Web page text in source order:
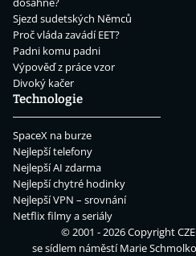
Sjezd sudetských Němců
Proč vláda zavádí EET?
Padni komu padni
Výpověď z práce vzor
Divoký kačer
Technologie
SpaceX na burze
Nejlepší telefony
Nejlepší AI zdarma
Nejlepší chytré hodinky
Nejlepší VPN – srovnání
Netflix filmy a seriály
© 2001 - 2026 Copyright
se sídlem náměstí Marie